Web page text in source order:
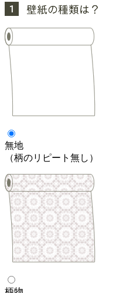
無地
（柄のリピート無し）